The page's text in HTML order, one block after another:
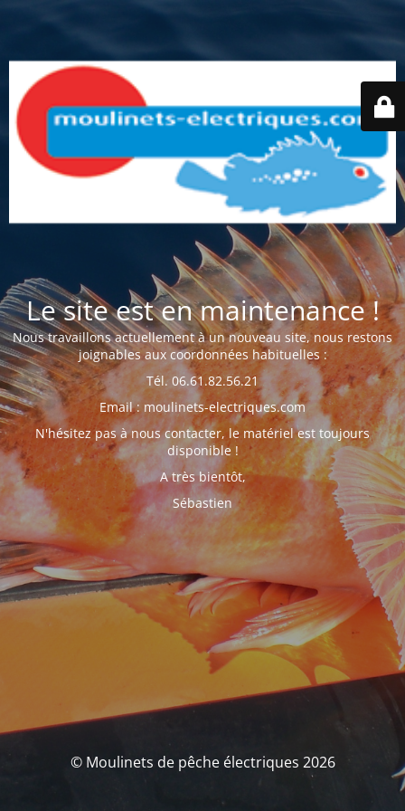
Le site est en maintenance !
Nous travaillons actuellement à un nouveau site, nous restons
joignables aux coordonnées habituelles :
Tél. 06.61.82.56.21
Email : moulinets-electriques.com
N'hésitez pas à nous contacter, le matériel est toujours
disponible !
A très bientôt,
Sébastien
© Moulinets de pêche électriques 2026